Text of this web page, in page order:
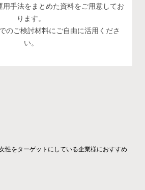
用手法をまとめた資料をご用意してお
ります。
のご検討材料にご自由に活用くださ
い。
性をターゲットにしている企業様におすすめ